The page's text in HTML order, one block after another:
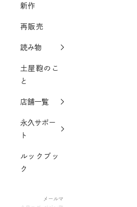
新作
再販売
読み物
土屋鞄のこ
と
店舗一覧
永久サポー
ト
ルックブッ
ク
メールマ